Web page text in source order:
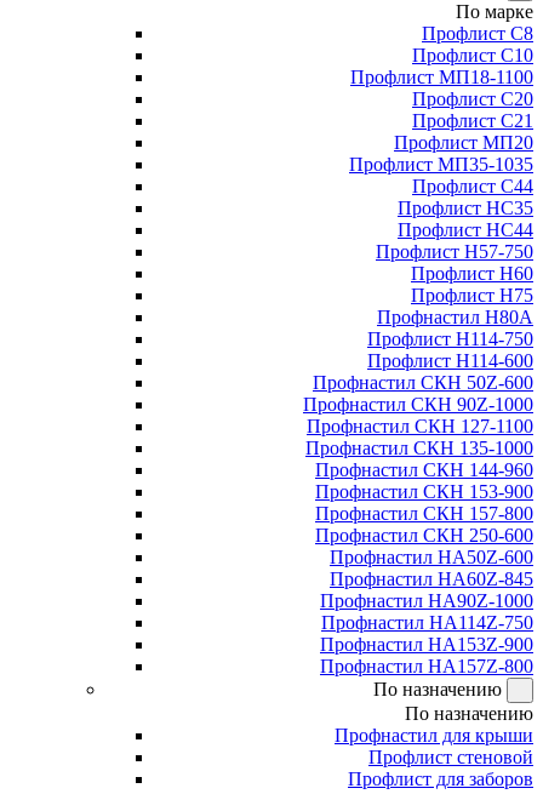
По марке
Профлист С8
Профлист С10
Профлист МП18-1100
Профлист С20
Профлист С21
Профлист МП20
Профлист МП35-1035
Профлист С44
Профлист НС35
Профлист НС44
Профлист Н57-750
Профлист Н60
Профлист Н75
Профнастил Н80А
Профлист Н114-750
Профлист Н114-600
Профнастил СКН 50Z-600
Профнастил СКН 90Z-1000
Профнастил СКН 127-1100
Профнастил СКН 135-1000
Профнастил СКН 144-960
Профнастил СКН 153-900
Профнастил СКН 157-800
Профнастил СКН 250-600
Профнастил НА50Z-600
Профнастил НА60Z-845
Профнастил НА90Z-1000
Профнастил НА114Z-750
Профнастил НА153Z-900
Профнастил НА157Z-800
По назначению
По назначению
Профнастил для крыши
Профлист стеновой
Профлист для заборов